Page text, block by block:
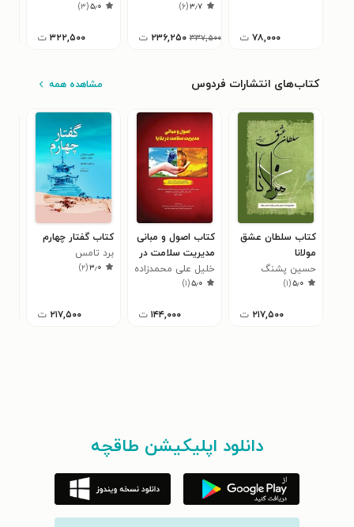
۷۸,۰۰۰ ت
سعدبن ابی طاهربن
۳٫۷(۶)
۳۳۷,۵۰۰ ۲۳۶,۲۵۰ ت
۵٫۰(۳)
۳۲۲,۵۰۰ ت
کتاب‌های انتشارات فردوس مشاهده همه
کتاب سلطان عشق
مولانا
حسین پشنگ
۵٫۰(۱)
۲۱۷,۵۰۰ ت
کتاب اصول و مبانی
مدیریت سلامت در
بلایا
خلیل علی محمدزاده
۵٫۰(۱)
۱۴۴,۰۰۰ ت
کتاب گفتار چهارم
برد تامس
اسپالدینگ
۳٫۰(۲)
۲۱۷,۵۰۰ ت
دانلود اپلیکیشن طاقچه